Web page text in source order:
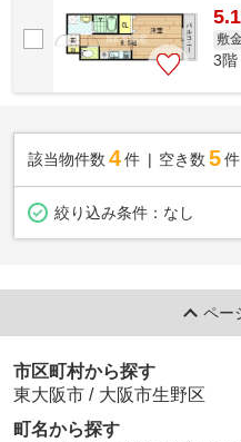
5.1
敷
3階
該当物件数 4件 空き数 5 件
絞り込み条件： なし
ペー
市区町村から探す
東大阪市 / 大阪市生野区
町名から探す